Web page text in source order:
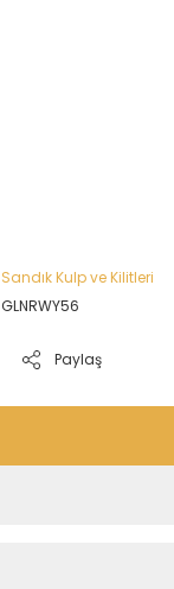
Sandık Kulp ve Kilitleri
GLNRWY56
Paylaş